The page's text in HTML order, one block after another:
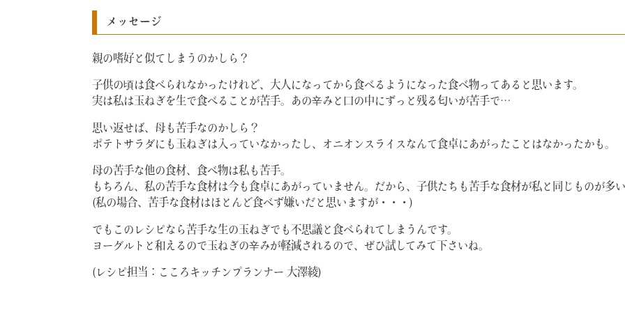
メッセージ
親の嗜好と似てしまうのかしら？
子供の頃は食べられなかったけれど、大人になってから食べるようになった食べ物ってあると思います。
実は私は玉ねぎを生で食べることが苦手。あの辛みと口の中にずっと残る匂いが苦手で…
思い返せば、母も苦手なのかしら？
ポテトサラダにも玉ねぎは入っていなかったし、オニオンスライスなんて食卓にあがったことはなかったかも。
母の苦手な他の食材、食べ物は私も苦手。
もちろん、私の苦手な食材は今も食卓にあがっていません。だから、子供たちも苦手な食材が私と同じものが多
(私の場合、苦手な食材はほとんど食べず嫌いだと思いますが・・・)
でもこのレシピなら苦手な生の玉ねぎでも不思議と食べられてしまうんです。
ヨーグルトと和えるので玉ねぎの辛みが軽減されるので、ぜひ試してみて下さいね。
(レシピ担当：こころキッチンプランナー 大澤綾)